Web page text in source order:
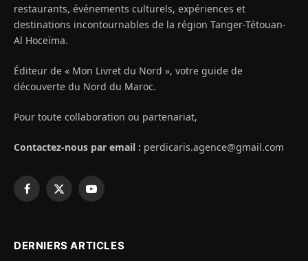
restaurants, événements culturels, expériences et
destinations incontournables de la région Tanger-Tétouan-
Al Hoceïma.
Éditeur de « Mon Livret du Nord », votre guide de
découverte du Nord du Maroc.
Pour toute collaboration ou partenariat,
Contactez-nous par email : perdicaris.agence@gmail.com
Facebook
X
YouTube
DERNIERS ARTICLES